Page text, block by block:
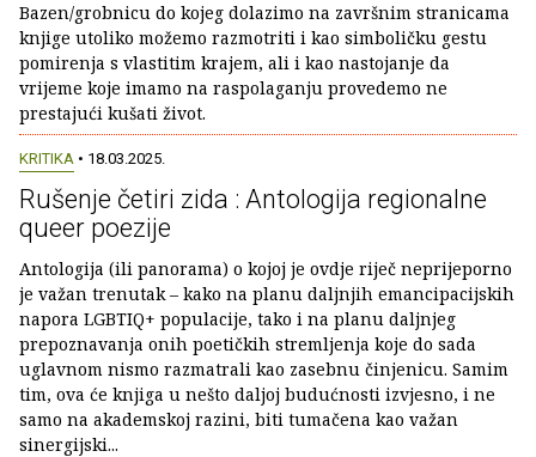
Bazen/grobnicu do kojeg dolazimo na završnim stranicama
knjige utoliko možemo razmotriti i kao simboličku gestu
pomirenja s vlastitim krajem, ali i kao nastojanje da
vrijeme koje imamo na raspolaganju provedemo ne
prestajući kušati život.
KRITIKA • 18.03.2025.
Rušenje četiri zida : Antologija regionalne
queer poezije
Antologija (ili panorama) o kojoj je ovdje riječ neprijeporno
je važan trenutak – kako na planu daljnjih emancipacijskih
napora LGBTIQ+ populacije, tako i na planu daljnjeg
prepoznavanja onih poetičkih stremljenja koje do sada
uglavnom nismo razmatrali kao zasebnu činjenicu. Samim
tim, ova će knjiga u nešto daljoj budućnosti izvjesno, i ne
samo na akademskoj razini, biti tumačena kao važan
sinergijski...